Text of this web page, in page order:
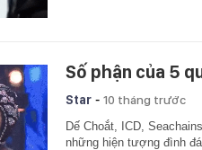
Số phận của 5
Star - 10 tháng trước
Dế Choắt, ICD,
những hiện tượng đình